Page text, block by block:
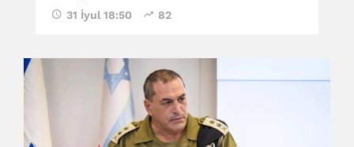
31 İyul 18:50 82